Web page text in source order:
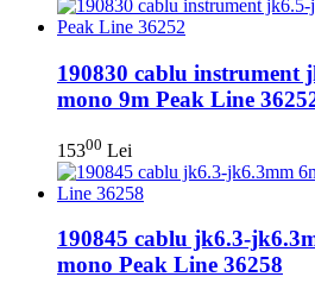
190830 cablu instrument
mono 9m Peak Line
15300 Lei
190845 cablu jk6.3-
mono Peak Line 36258